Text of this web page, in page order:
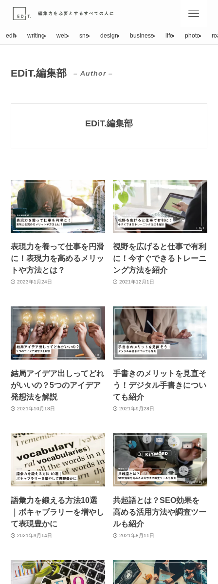
edit writing web sns design business life photo
EDiT.編集部 – Author –
EDiT.編集部
表現力を養って仕事を円滑
に！表現力を高めるメリッ
トや方法とは？
2023年1月24日
視野を広げると仕事で有利
に！今すぐできるトレーニ
ング方法を紹介
2021年12月1日
結局アイデア出しってどれ
がいいの？5つのアイデア
発想法を解説
2021年10月18日
手書きのメリットを見直そ
う！デジタル手書きについ
ても紹介
2021年9月28日
語彙力を鍛える方法10選
｜ボキャブラリーを増やし
て表現豊かに
2021年9月14日
共起語とは？SEO効果を
高める活用方法や調査ツー
ルも紹介
2021年8月11日